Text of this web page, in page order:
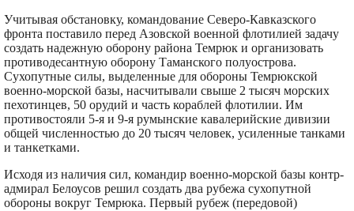
Учитывая обстановку, командование Северо-Кавказского
фронта поставило перед Азовской военной флотилией задачу
создать надежную оборону района Темрюк и организовать
противодесантную оборону Таманского полуострова.
Сухопутные силы, выделенные для обороны Темрюкской
военно-морской базы, насчитывали свыше 2 тысяч морских
пехотинцев, 50 орудий и часть кораблей флотилии. Им
противостояли 5-я и 9-я румынские кавалерийские дивизии
общей численностью до 20 тысяч человек, усиленные танками
и танкетками.
Исходя из наличия сил, командир военно-морской базы контр-
адмирал Белоусов решил создать два рубежа сухопутной
обороны вокруг Темрюка. Первый рубеж (передовой)